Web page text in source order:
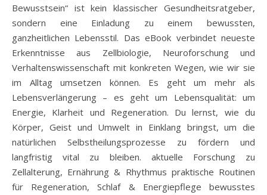
Bewusstsein“ ist kein klassischer Gesundheitsratgeber,
sondern eine Einladung zu einem bewussten,
ganzheitlichen Lebensstil. Das eBook verbindet neueste
Erkenntnisse aus Zellbiologie, Neuroforschung und
Verhaltenswissenschaft mit konkreten Wegen, wie wir sie
im Alltag umsetzen können. Es geht um mehr als
Lebensverlängerung – es geht um Lebensqualität: um
Energie, Klarheit und Regeneration. Du lernst, wie du
Körper, Geist und Umwelt in Einklang bringst, um die
natürlichen Selbstheilungsprozesse zu fördern und
langfristig vital zu bleiben. aktuelle Forschung zu
Zellalterung, Ernährung & Rhythmus praktische Routinen
für Regeneration, Schlaf & Energiepflege bewusstes